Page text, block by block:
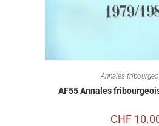
Annales
AF55 Annales
CHF